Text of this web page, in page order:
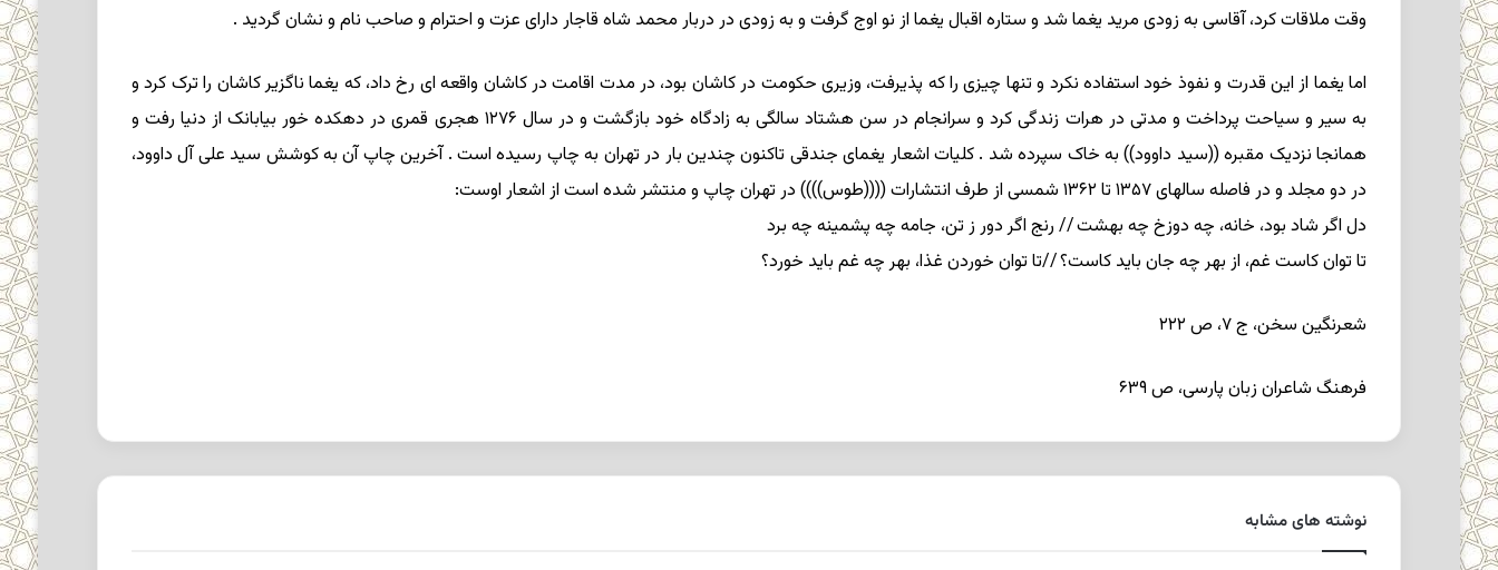
وقت ملاقات کرد، آقاسى به زودى مرید یغما شد و ستاره اقبال یغما از نو اوج گرفت و به زودى در دربار محمد شاه قاجار داراى عزت و احترام و صاحب نام و نشان گردید .
اما یغما از این قدرت و نفوذ خود استفاده نکرد و تنها چیزى را که پذیرفت، وزیرى حکومت در کاشان بود، در مدت اقامت در کاشان واقعه‏ اى رخ داد، که یغما ناگزیر کاشان را ترک کرد و
به سیر و سیاحت پرداخت و مدتى در هرات زندگى کرد و سرانجام در سن هشتاد سالگى به زادگاه خود بازگشت و در سال ۱۲۷۶ هجرى قمرى در دهکده خور بیابانک از دنیا رفت و
همانجا نزدیک مقبره ((سید داوود)) به خاک سپرده شد . کلیات اشعار یغماى جندقى تاکنون چندین بار در تهران به چاپ رسیده است . آخرین چاپ آن به کوشش سید على آل داوود،
در دو مجلد و در فاصله سالهاى ۱۳۵۷ تا ۱۳۶۲ شمسى از طرف انتشارات ((((طوس)))) در تهران چاپ و منتشر شده است از اشعار اوست:
دل اگر شاد بود، خانه، چه دوزخ چه بهشت // رنج اگر دور ز تن، جامه چه پشمینه چه برد
تا توان کاست غم، از بهر چه جان باید کاست؟ //تا توان خوردن غذا، بهر چه غم باید خورد؟
شعرنگین سخن، ج ۷، ص ۲۲۲
فرهنگ شاعران زبان پارسى، ص ۶۳۹
نوشته های مشابه